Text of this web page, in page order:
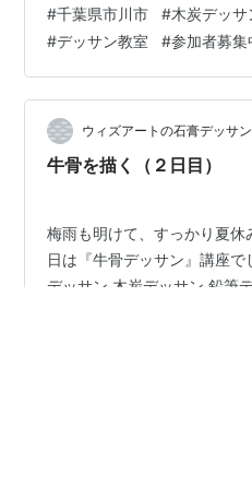
ご参加を心よりお待ちしてお
SNSやってます。 是非フォ
▼X（Twitter） https://
▼Instagram https://
#千葉県市川市 #木炭デッサ
#デッサン教室 #参加者募集
ウィズアートの石膏デッサ
牛骨を描く（２日目）